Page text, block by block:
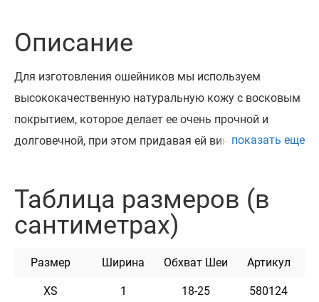
Описание
Для изготовления ошейников мы используем
высококачественную натуральную кожу с восковым
покрытием, которое делает ее очень прочной и
долговечной, при этом придавая ей винтажный вид.
были выполнены с помощью технологии тиснения.
Это придаёт продукту уникальный вид и необычный
тиснением. Высококачественная кожа и прочная
фурнитура - залог длительной службы изделия.
показать еще
Таблица размеров (в
сантиметрах)
Размер Ширина Обхват Шеи Артикул
XS 1 18-25 580124